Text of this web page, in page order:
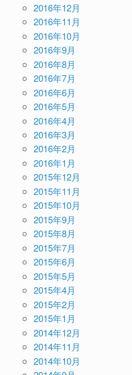
2016年12月
2016年11月
2016年10月
2016年9月
2016年8月
2016年7月
2016年6月
2016年5月
2016年4月
2016年3月
2016年2月
2016年1月
2015年12月
2015年11月
2015年10月
2015年9月
2015年8月
2015年7月
2015年6月
2015年5月
2015年4月
2015年2月
2015年1月
2014年12月
2014年11月
2014年10月